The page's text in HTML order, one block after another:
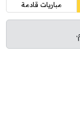
مباريات قادمة